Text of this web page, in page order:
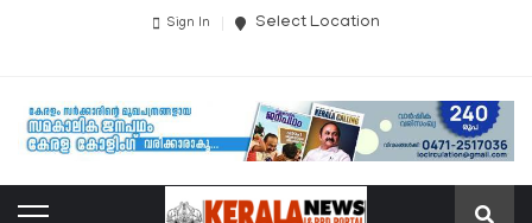
Sign In Select Location